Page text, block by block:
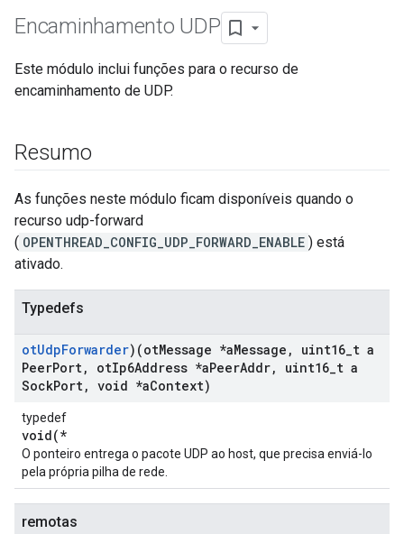
Encaminhamento UDP
Este módulo inclui funções para o recurso de
encaminhamento de UDP.
Resumo
As funções neste módulo ficam disponíveis quando o
recurso udp-forward
( OPENTHREAD_CONFIG_UDP_FORWARD_ENABLE ) está
ativado.
Typedefs
otUdpForwarder)(otMessage *aMessage , uint16 t a
PeerPort, otIp6Address *aPeerAddr, uint16 t a
SockPort, void *aContext)
typedef
void(*
O ponteiro entrega o pacote UDP ao host, que precisa enviá-lo
pela própria pilha de rede.
remotas